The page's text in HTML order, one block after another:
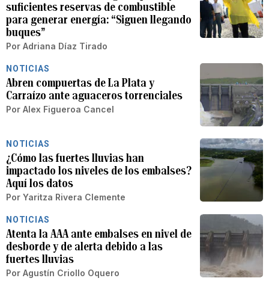
suficientes reservas de combustible
para generar energía: “Siguen llegando
buques”
Por Adriana Díaz Tirado
NOTICIAS
Abren compuertas de La Plata y
Carraízo ante aguaceros torrenciales
Por Alex Figueroa Cancel
NOTICIAS
¿Cómo las fuertes lluvias han
impactado los niveles de los embalses?
Aquí los datos
Por Yaritza Rivera Clemente
NOTICIAS
Atenta la AAA ante embalses en nivel de
desborde y de alerta debido a las
fuertes lluvias
Por Agustín Criollo Oquero